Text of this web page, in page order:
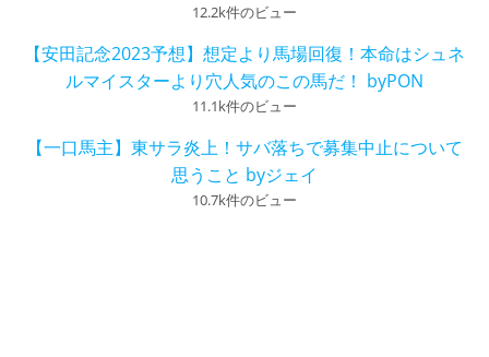
12.2k件のビュー
【安田記念2023予想】想定より馬場回復！本命はシュネ
ルマイスターより穴人気のこの馬だ！ byPON
11.1k件のビュー
【一口馬主】東サラ炎上！サバ落ちで募集中止について
思うこと byジェイ
10.7k件のビュー